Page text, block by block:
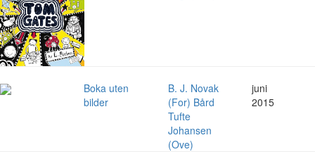
Boka uten
bilder
B. J. Novak
(For) Bård
Tufte
Johansen
(Ove)
juni
2015